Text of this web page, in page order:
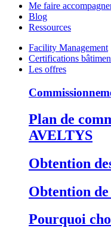
Me faire
Blog
Ressources
Facility Management
Certifications
Les offres
Plan de
AVELTYS
Obtention
Obtention
Pourquoi